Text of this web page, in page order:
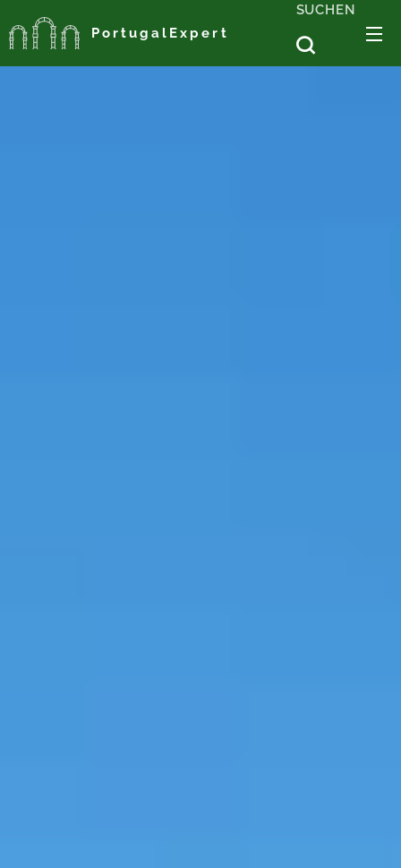
PortugalExpert
SUCHEN